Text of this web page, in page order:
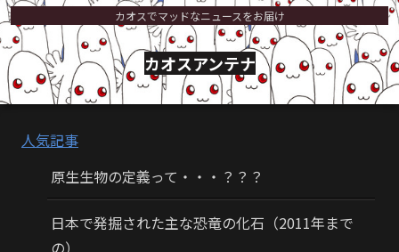
カオスでマッドなニュースをお届け
カオスアンテナ
人気記事
原生生物の定義って・・・？？？
日本で発掘された主な恐竜の化石（2011年まで
の）